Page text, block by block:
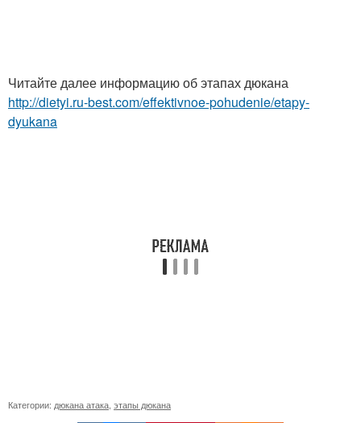
Читайте далее информацию об этапах дюкана
http://dietyi.ru-best.com/effektivnoe-pohudenie/etapy-
dyukana
Категории: дюкана атака, этапы дюкана